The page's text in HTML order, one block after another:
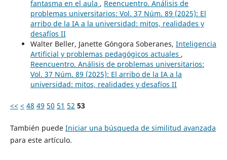
fantasma en el aula , Reencuentro. Análisis de
problemas universitarios: Vol. 37 Núm. 89 (2025): El
arribo de la IA a la universidad: mitos, realidades y
desafíos II
Walter Beller, Janette Góngora Soberanes, Inteligencia
Artificial y problemas pedagógicos actuales ,
Reencuentro. Análisis de problemas universitarios:
Vol. 37 Núm. 89 (2025): El arribo de la IA a la
universidad: mitos, realidades y desafíos II
<< < 48 49 50 51 52 53
También puede Iniciar una búsqueda de similitud avanzada
para este artículo.